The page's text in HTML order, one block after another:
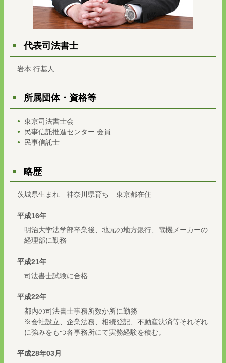
代表司法書士
岩本 行基人
所属団体・資格等
東京司法書士会
民事信託推進センター 会員
民事信託士
略歴
茨城県生まれ 神奈川県育ち 東京都在住
平成16年
明治大学法学部卒業後、地元の地方銀行、電機メーカーの
経理部に勤務
平成21年
司法書士試験に合格
平成22年
都内の司法書士事務所数か所に勤務
※会社設立、企業法務、相続登記、不動産決済等それぞれ
に強みをもつ各事務所にて実務経験を積む。
平成28年03月